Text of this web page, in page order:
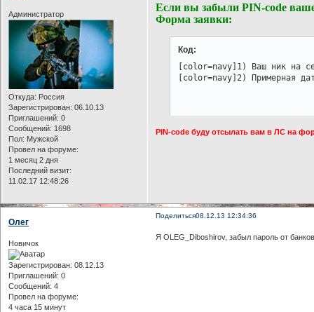
Администратор
Откуда: Россия
Зарегистрирован: 06.10.13
Приглашений: 0
Сообщений: 1698
Пол: Мужской
Провел на форуме:
1 месяц 2 дня
Последний визит:
11.02.17 12:48:26
Если вы забыли PIN-code
Форма заявки:
Код:
[color=navy]1) Ваш ник на
[color=navy]2) Примерная
PIN-code буду отсылать вам в ЛС на
Поделиться08.12.13 12:34:36
Олег
Новичок
Зарегистрирован: 08.12.13
Приглашений: 0
Сообщений: 4
Провел на форуме:
4 часа 15 минут
Я OLEG_Diboshirov, забыл пароль от